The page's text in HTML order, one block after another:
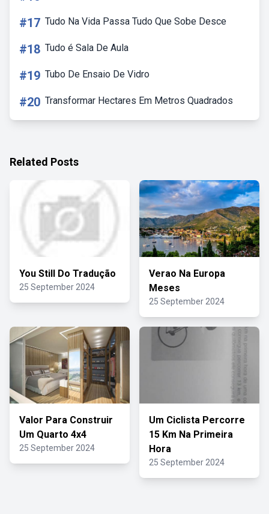
#17 Tudo Na Vida Passa Tudo Que Sobe Desce
#18 Tudo é Sala De Aula
#19 Tubo De Ensaio De Vidro
#20 Transformar Hectares Em Metros Quadrados
Related Posts
You Still Do Tradução
25 September 2024
Verao Na Europa
Meses
25 September 2024
Valor Para Construir
Um Quarto 4x4
25 September 2024
Um Ciclista Percorre
15 Km Na Primeira
Hora
25 September 2024